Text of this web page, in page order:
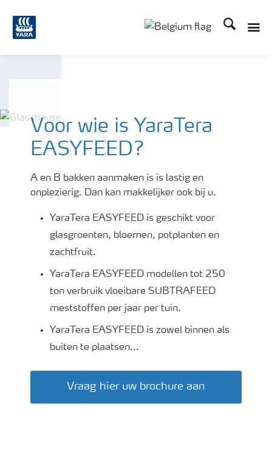
Zoek op
Voor wie is YaraTera
EASYFEED?
A en B bakken aanmaken is is lastig en
onplezierig. Dan kan makkelijker ook bij u.
YaraTera EASYFEED is geschikt voor
glasgroenten, bloemen, potplanten en
zachtfruit.
YaraTera EASYFEED modellen tot 250
ton verbruik vloeibare SUBTRAFEED
meststoffen per jaar per tuin.
YaraTera EASYFEED is zowel binnen als
buiten te plaatsen...
Vraag hier uw brochure aan